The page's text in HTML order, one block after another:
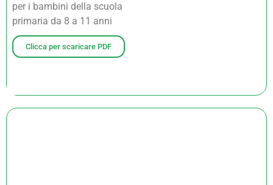
per i bambini della scuola
primaria da 8 a 11 anni
Clicca per scaricare PDF